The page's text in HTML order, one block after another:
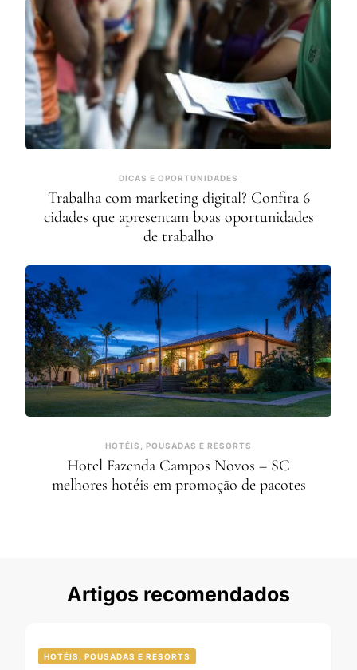
DICAS E OPORTUNIDADES
Trabalha com marketing digital? Confira 6
cidades que apresentam boas oportunidades
de trabalho
HOTÉIS, POUSADAS E RESORTS
Hotel Fazenda Campos Novos – SC
melhores hotéis em promoção de pacotes
Artigos recomendados
HOTÉIS, POUSADAS E RESORTS